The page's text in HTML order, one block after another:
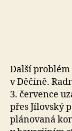
Další
v Děčíně.
3. července
přes Jílovský
plánovaná